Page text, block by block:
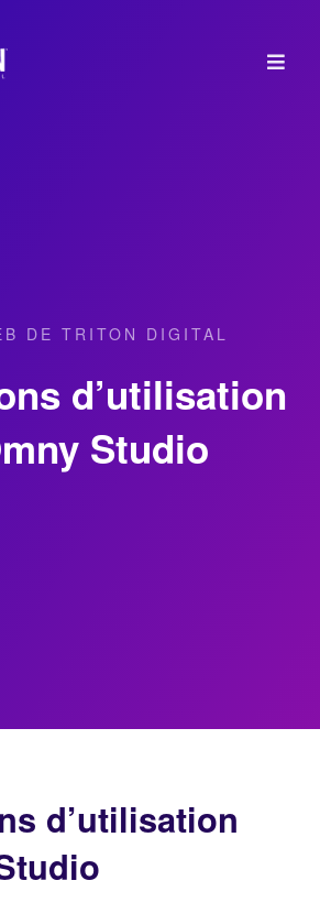
DE TRITON DIGITAL
d’utilisation
Studio
d’utilisation